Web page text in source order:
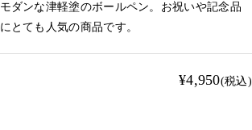
モダンな津軽塗のボールペン。お祝いや記念品
にとても人気の商品です。
¥4,950(税込)